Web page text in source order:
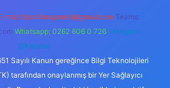
mail: backlinkpaneli@gmail.com Teams:
Whatsapp: 0262 606 0 726 Telegram:
@karabul
Sayılı Kanun gereğince Bilgi Teknolojileri
tarafından onaylanmış bir Yer Sağlayıcı